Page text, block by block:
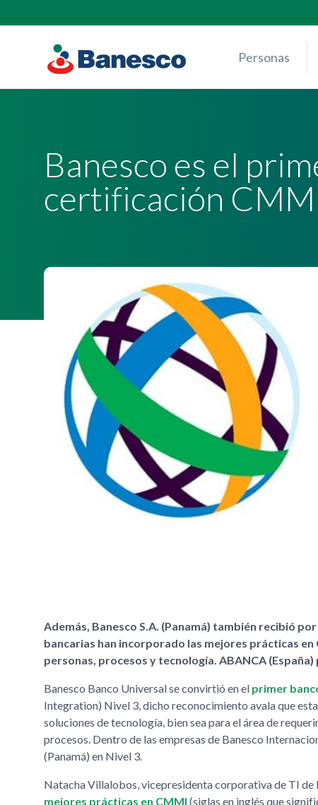
content
Personas
Banesco es el
certificación
Además, Banesco S.A. (Panamá) también recibió
bancarias han incorporado las mejores prácticas
personas, procesos y tecnología. ABANCA (España)
Banesco Banco Universal se convirtió en el primer
Integration) Nivel 3, dicho reconocimiento avala que
soluciones de tecnología, bien sea para el área de
procesos. Dentro de las empresas de Banesco
(Panamá) en Nivel 3.
Natacha Villalobos, vicepresidenta corporativa de TI
mejores prácticas en CMMI (siglas en inglés que